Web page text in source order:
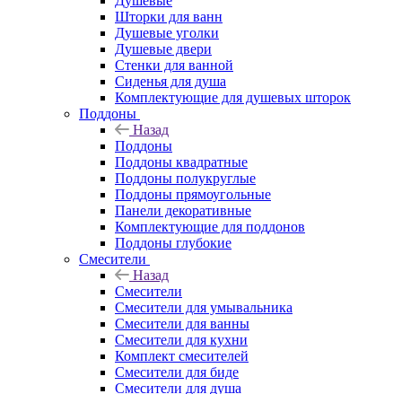
Шторки для ванн
Душевые уголки
Душевые двери
Стенки для ванной
Сиденья для душа
Комплектующие для душевых шторок
Поддоны
Назад
Поддоны
Поддоны квадратные
Поддоны полукруглые
Поддоны прямоугольные
Панели декоративные
Комплектующие для поддонов
Поддоны глубокие
Смесители
Назад
Смесители
Смесители для умывальника
Смесители для ванны
Смесители для кухни
Комплект смесителей
Смесители для биде
Смесители для душа